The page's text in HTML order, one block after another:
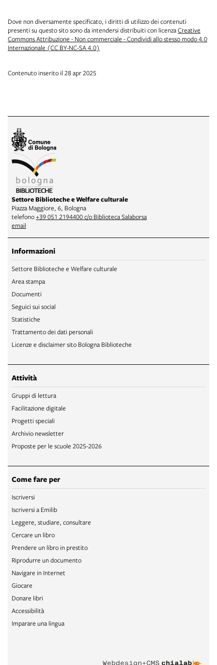
Dove non diversamente specificato, i diritti di utilizzo dei contenuti
presenti su questo sito sono da intendersi distribuiti con licenzaCreative
Commons Attribuzione - Non commerciale - Condividi allo stesso modo 4.0
Internazionale (CC BY-NC-SA 4.0)
Contenuto inserito il 28 apr 2025
Settore Biblioteche e Welfare culturale
Piazza Maggiore, 6, Bologna
telefono+39 051 2194400 c/o Biblioteca Salaborsa
email
Informazioni
Settore Biblioteche e Welfare culturale
Area stampa
Documenti
Seguici sui social
Statistiche
Trattamento dei dati personali
Licenze e disclaimer sito Bologna Biblioteche
Attività
Gruppi di lettura
Facilitazione digitale
Progetti speciali
Archivio newsletter
Proposte per le scuole 2025-2026
Come fare per
Iscriversi
Iscriversi a Emilib
Leggere, studiare, consultare
Cercare un libro
Prendere un libro in prestito
Riprodurre un documento
Navigare in Internet
Giocare
Donare libri
Accessibilità
Imparare una lingua